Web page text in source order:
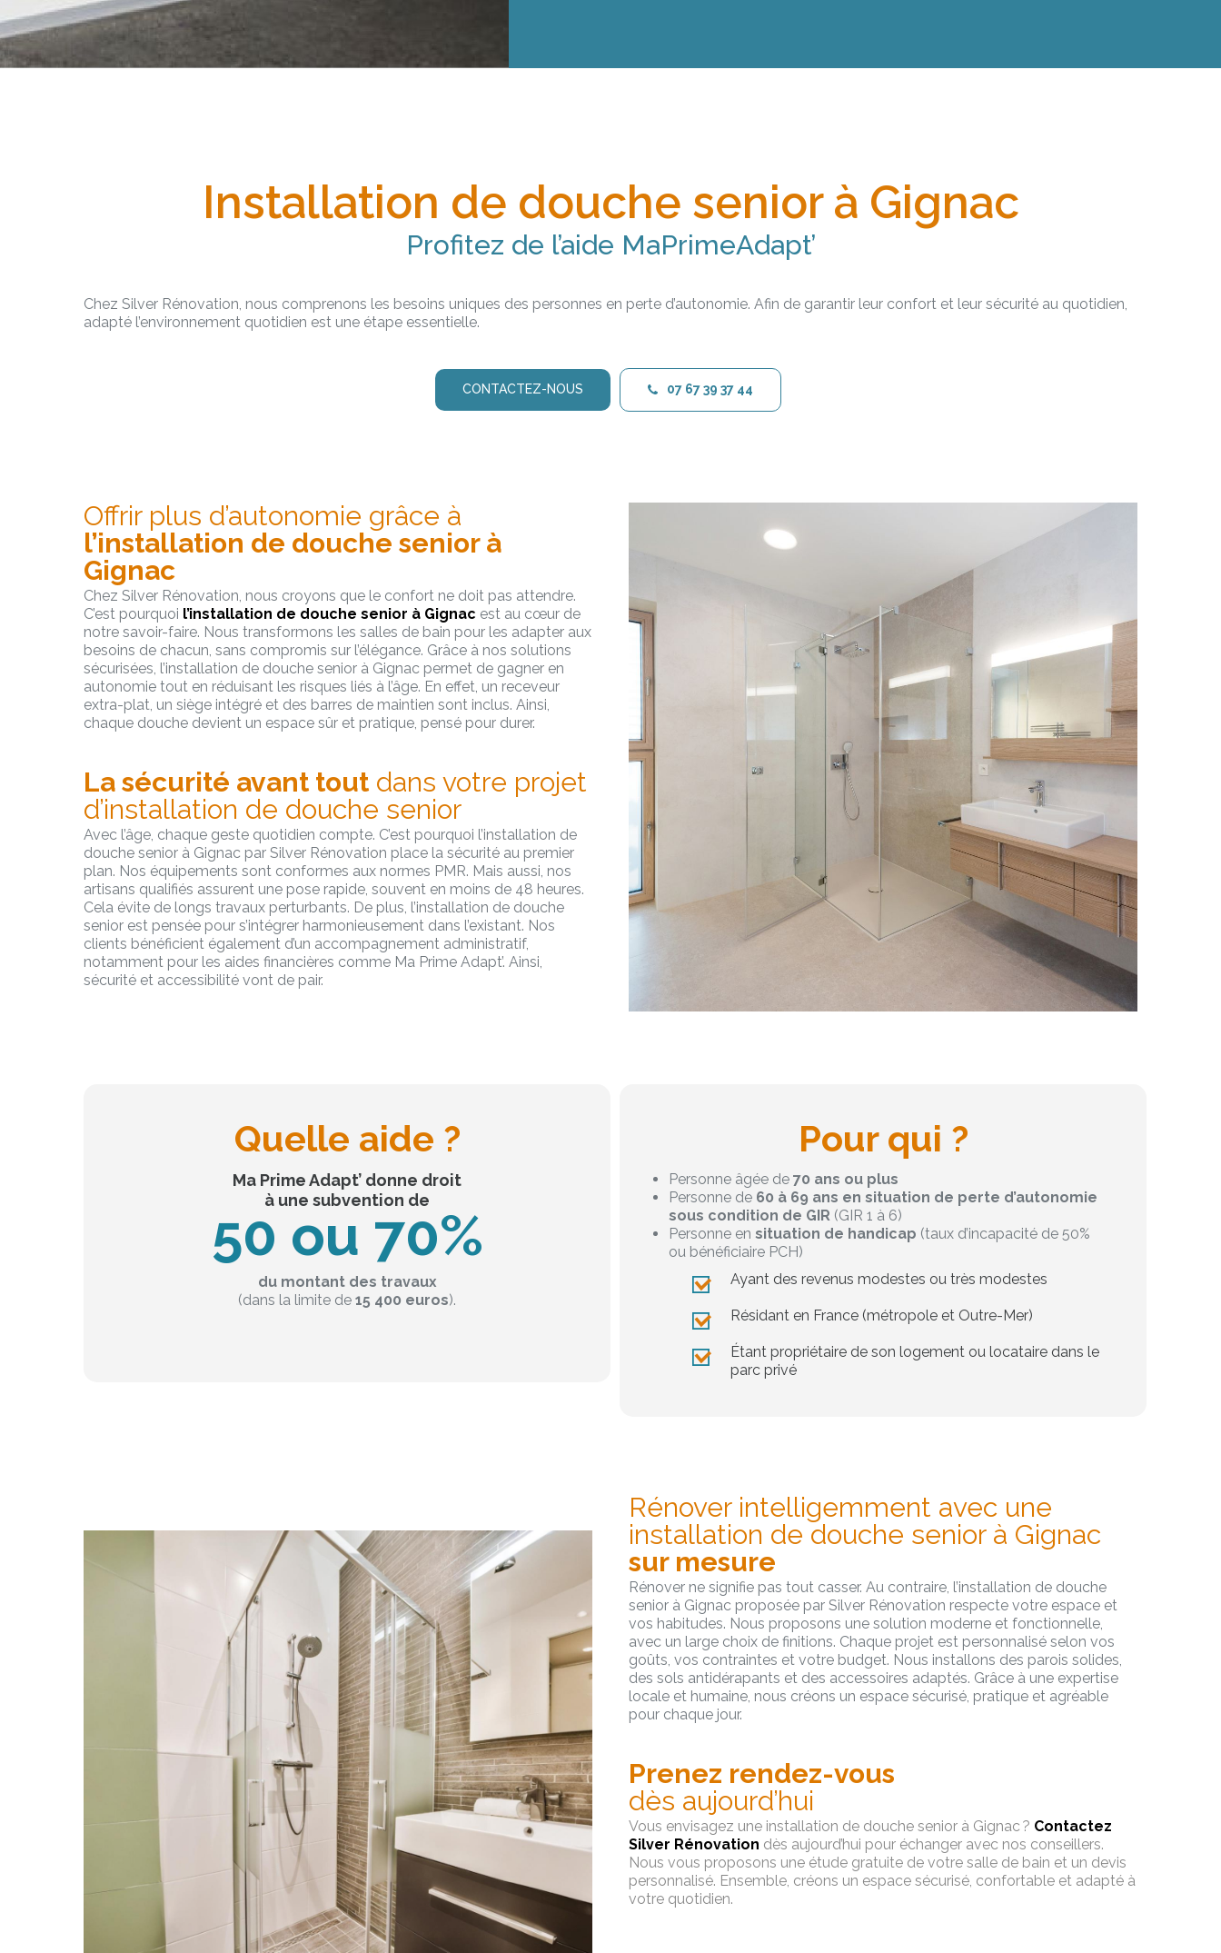
Installation de douche senior à Gignac
Profitez de l’aide MaPrimeAdapt’
Chez Silver Rénovation, nous comprenons les besoins uniques des personnes en perte d’autonomie. Afin de garantir leur confort et leur sécurité au quotidien,
adapté l’environnement quotidien est une étape essentielle.
CONTACTEZ-NOUS 07 67 39 37 44
Offrir plus d’autonomie grâce à
l’installation de douche senior à
Gignac
Chez Silver Rénovation, nous croyons que le confort ne doit pas attendre.
C’est pourquoi l’installation de douche senior à Gignac est au cœur de
notre savoir-faire. Nous transformons les salles de bain pour les adapter aux
besoins de chacun, sans compromis sur l’élégance. Grâce à nos solutions
sécurisées, l’installation de douche senior à Gignac permet de gagner en
autonomie tout en réduisant les risques liés à l’âge. En effet, un receveur
extra-plat, un siège intégré et des barres de maintien sont inclus. Ainsi,
chaque douche devient un espace sûr et pratique, pensé pour durer.
La sécurité avant tout dans votre projet
d’installation de douche senior
Avec l’âge, chaque geste quotidien compte. C’est pourquoi l’installation de
douche senior à Gignac par Silver Rénovation place la sécurité au premier
plan. Nos équipements sont conformes aux normes PMR. Mais aussi, nos
artisans qualifiés assurent une pose rapide, souvent en moins de 48 heures.
Cela évite de longs travaux perturbants. De plus, l’installation de douche
senior est pensée pour s’intégrer harmonieusement dans l’existant. Nos
clients bénéficient également d’un accompagnement administratif,
notamment pour les aides financières comme Ma Prime Adapt’. Ainsi,
sécurité et accessibilité vont de pair.
Quelle aide ?
Ma Prime Adapt’ donne droit
à une subvention de
50 ou 70%
du montant des travaux
(dans la limite de 15 400 euros).
Pour qui ?
Personne âgée de 70 ans ou plus
Personne de 60 à 69 ans en situation de perte d’autonomie
sous condition de GIR (GIR 1 à 6)
Personne en situation de handicap (taux d’incapacité de 50%
ou bénéficiaire PCH)
Ayant des revenus modestes ou très modestes
Résidant en France (métropole et Outre-Mer)
Étant propriétaire de son logement ou locataire dans le
parc privé
Rénover intelligemment avec une
installation de douche senior à Gignac
sur mesure
Rénover ne signifie pas tout casser. Au contraire, l’installation de douche
senior à Gignac proposée par Silver Rénovation respecte votre espace et
vos habitudes. Nous proposons une solution moderne et fonctionnelle,
avec un large choix de finitions. Chaque projet est personnalisé selon vos
goûts, vos contraintes et votre budget. Nous installons des parois solides,
des sols antidérapants et des accessoires adaptés. Grâce à une expertise
locale et humaine, nous créons un espace sécurisé, pratique et agréable
pour chaque jour.
Prenez rendez-vous
dès aujourd’hui
Vous envisagez une installation de douche senior à Gignac ? Contactez
Silver Rénovation dès aujourd’hui pour échanger avec nos conseillers.
Nous vous proposons une étude gratuite de votre salle de bain et un devis
personnalisé. Ensemble, créons un espace sécurisé, confortable et adapté à
votre quotidien.